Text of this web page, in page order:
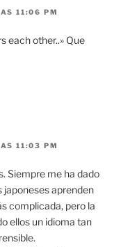
11:06 PM
each other..» Que
11:03 PM
Siempre me ha dado
japoneses aprenden
complicada, pero la
ellos un idioma tan